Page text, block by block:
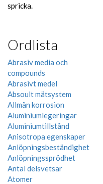
spricka.
Ordlista
Abrasiv media och
compounds
Abrasivt medel
Absoult mätsystem
Allmän korrosion
Aluminiumlegeringar
Aluminiumtillstånd
Anisotropa egenskaper
Anlöpningsbeständighet
Anlöpningssprödhet
Antal delsvetsar
Atomer